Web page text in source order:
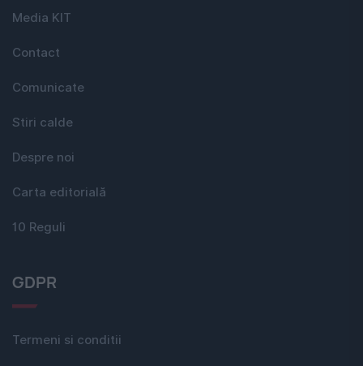
Media KIT
Contact
Comunicate
Stiri calde
Despre noi
Carta editorială
10 Reguli
GDPR
Termeni si conditii